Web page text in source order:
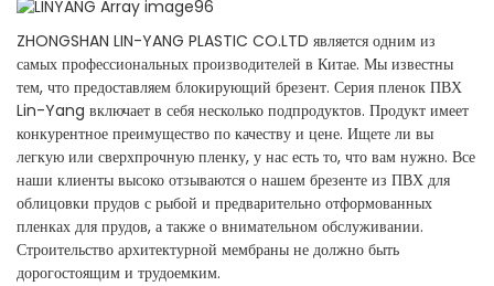
ZHONGSHAN LIN-YANG PLASTIC CO.LTD является одним из
самых профессиональных производителей в Китае. Мы известны
тем, что предоставляем блокирующий брезент. Серия пленок ПВХ
Lin-Yang включает в себя несколько подпродуктов. Продукт имеет
конкурентное преимущество по качеству и цене. Ищете ли вы
легкую или сверхпрочную пленку, у нас есть то, что вам нужно. Все
наши клиенты высоко отзываются о нашем брезенте из ПВХ для
облицовки прудов с рыбой и предварительно отформованных
пленках для прудов, а также о внимательном обслуживании.
Строительство архитектурной мембраны не должно быть
дорогостоящим и трудоемким.